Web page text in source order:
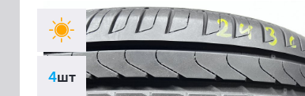
Ширина
Всі
Профіль
Всі
4шт